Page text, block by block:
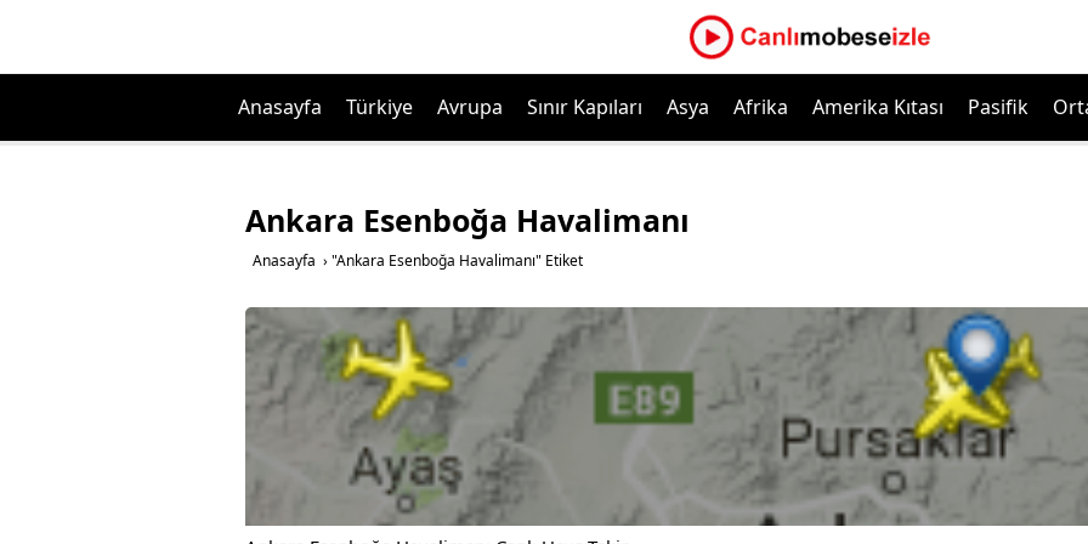
Anasayfa Türkiye Avrupa Sınır Kapıları Asya Afrika Amerika Kıtası Pasifik
Ankara Esenboğa Havalimanı
Anasayfa › "Ankara Esenboğa Havalimanı" Etiket